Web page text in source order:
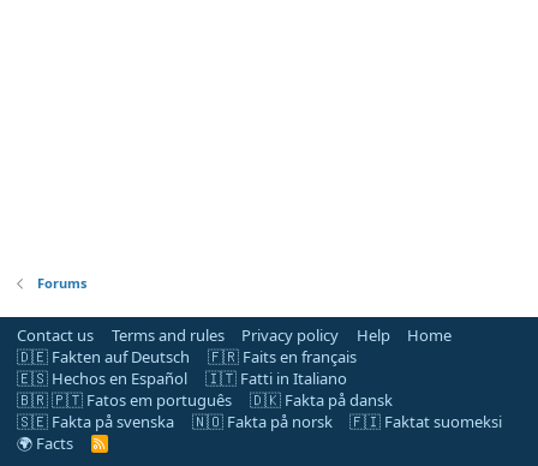
Forums
Contact us Terms and rules Privacy policy Help
Home
🇩🇪 Fakten auf Deutsch
🇫🇷 Faits en français
🇪🇸 Hechos en Español
🇮🇹 Fatti in Italiano
🇧🇷 🇵🇹 Fatos em português
🇩🇰 Fakta på dansk
🇸🇪 Fakta på svenska
🇳🇴 Fakta på norsk
🇫🇮 Faktat suomeksi
🌍 Facts
R